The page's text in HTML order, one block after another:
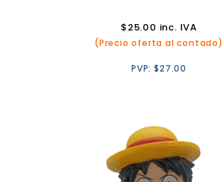
$25.00 inc. IVA
(Precio oferta al contado)
PVP:$27.00